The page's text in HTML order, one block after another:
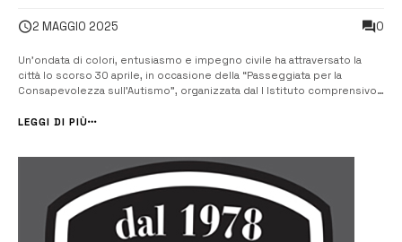
2 MAGGIO 2025 0
Un’ondata di colori, entusiasmo e impegno civile ha attraversato la
città lo scorso 30 aprile, in occasione della “Passeggiata per la
Consapevolezza sull’Autismo”, organizzata dal I Istituto comprensivo
della Giornata Mondiale per la Consapevolezza sull’Autismo (celebra...
LEGGI DI PIÙ